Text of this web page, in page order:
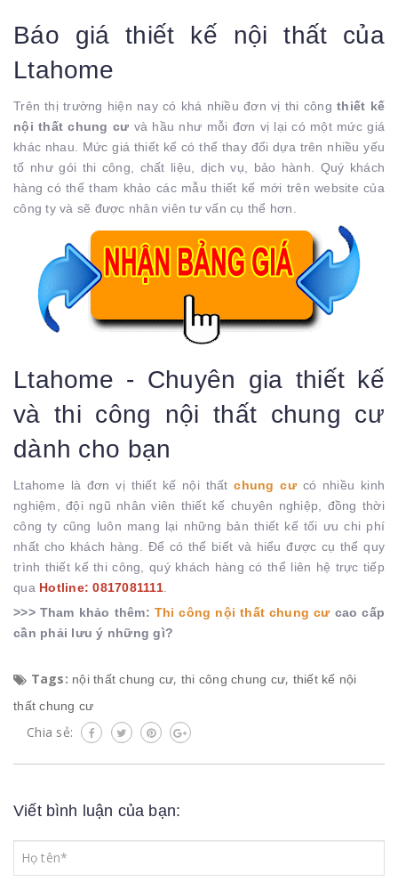
Báo giá thiết kế nội thất của
Ltahome
Trên thị trường hiện nay có khá nhiều đơn vị thi công thiết kế
nội thất chung cư và hầu như mỗi đơn vị lại có một mức giá
khác nhau. Mức giá thiết kế có thể thay đổi dựa trên nhiều yếu
tố như gói thi công, chất liệu, dịch vụ, bảo hành. Quý khách
hàng có thể tham khảo các mẫu thiết kế mới trên website của
công ty và sẽ được nhân viên tư vấn cụ thể hơn.
Ltahome - Chuyên gia thiết kế
và thi công nội thất chung cư
dành cho bạn
Ltahome là đơn vị thiết kế nội thấtchung cưcó nhiều kinh
nghiệm, đội ngũ nhân viên thiết kế chuyên nghiệp, đồng thời
công ty cũng luôn mang lại những bản thiết kế tối ưu chi phí
nhất cho khách hàng. Để có thể biết và hiểu được cụ thể quy
trình thiết kế thi công, quý khách hàng có thể liên hệ trực tiếp
qua Hotline: 0817081111.
>>> Tham khảo thêm: Thi công nội thất chung cưcao cấp
cần phải lưu ý những gì?
Tags: nội thất chung cư, thi công chung cư, thiết kế nội
thất chung cư
Chia sẻ:
Viết bình luận của bạn: